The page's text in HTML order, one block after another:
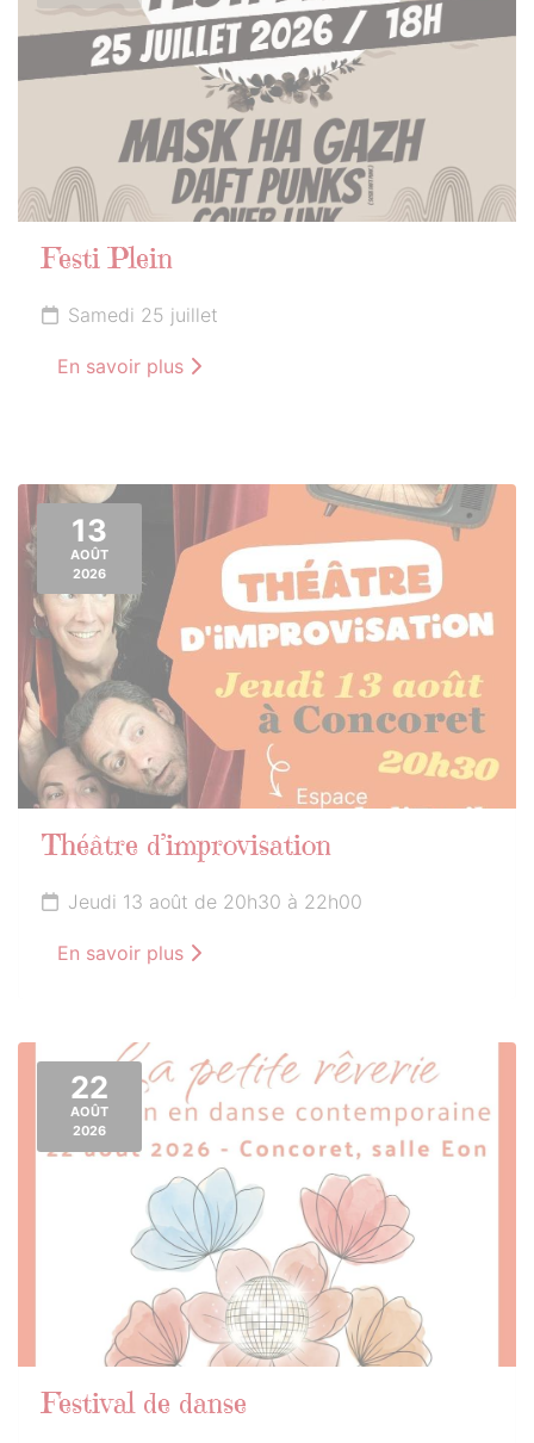
Festi Plein
Samedi 25 juillet
En savoir plus
13
AOÛT
2026
Théâtre d’improvisation
Jeudi 13 août de 20h30 à 22h00
En savoir plus
22
AOÛT
2026
Festival de danse